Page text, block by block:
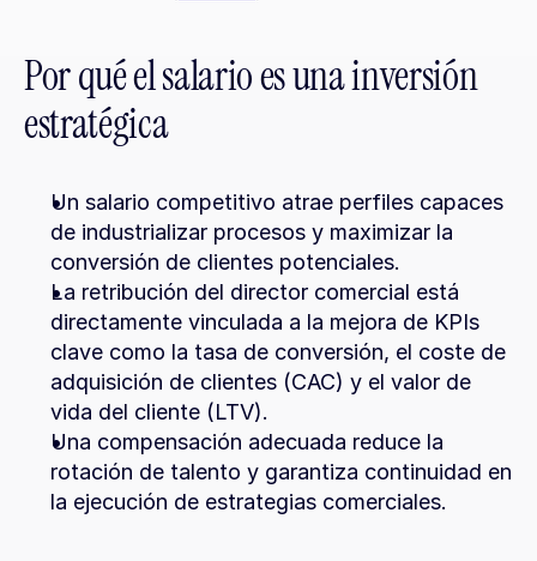
Por qué el salario es una inversión
estratégica
Un salario competitivo atrae perfiles capaces
de industrializar procesos y maximizar la
conversión de clientes potenciales.
La retribución del director comercial está
directamente vinculada a la mejora de KPIs
clave como la tasa de conversión, el coste de
adquisición de clientes (CAC) y el valor de
vida del cliente (LTV).
Una compensación adecuada reduce la
rotación de talento y garantiza continuidad en
la ejecución de estrategias comerciales.